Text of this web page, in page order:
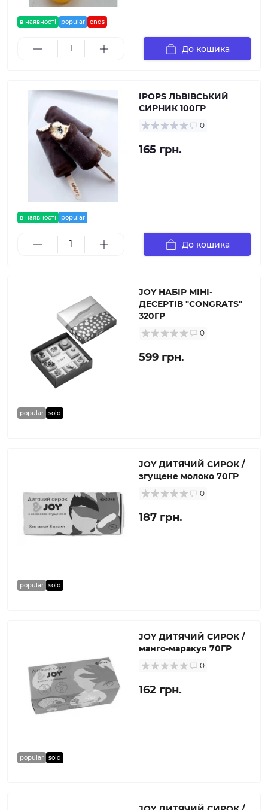
в наявності popular ends
До кошика
в наявності popular
IPOPS ЛЬВІВСЬКИЙ
СИРНИК 100ГР
0
165 грн.
До кошика
popular sold
JOY НАБІР МІНІ-
ДЕСЕРТІВ "CONGRATS"
320ГР
0
599 грн.
popular sold
JOY ДИТЯЧИЙ СИРОК /
згущене молоко 70ГР
0
187 грн.
popular sold
JOY ДИТЯЧИЙ СИРОК /
манго-маракуя 70ГР
0
162 грн.